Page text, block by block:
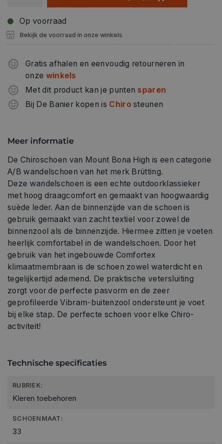
Op voorraad
Bekijk de voorraad in onze winkels
Gratis afhalen en eenvoudig retourneren in
onze winkels
Met dit product kan je punten sparen
Bij De Banier kopen is Chirosteunen
Meer informatie
De Chiroschoen van Mount Bona High is een categorie
A/B wandelschoen van het merk Brütting.
Deze wandelschoen is een echte outdoorklassieker
met hoog draagcomfort en gemaakt van hoogwaardig
suède leder. Aan de binnenzijde van de schoen is
gebruik gemaakt van zacht textiel voor zowel de
binnenzool als de binnenzijde. Hiermee zitten je voeten
heerlijk comfortabel in de wandelschoen. Door het
gebruik van het ingebouwde Comfortex
klimaatmembraan is de schoen zowel waterdicht en
tegelijkertijd ademend. De praktische vetersluiting
zorgt voor de perfecte pasvorm en de zeer
geprofileerde Vibram-buitenzool ondersteunt je voet
bij elke stap. De perfecte schoen voor elke Chiro-
activiteit!
Technische specificaties
RUBRIEK:
Kleren toebehoren
SCHOENMAAT:
33